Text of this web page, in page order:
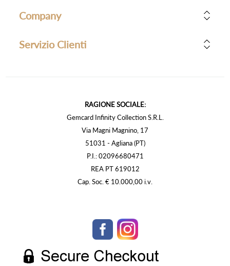
Company
Servizio Clienti
RAGIONE SOCIALE:
Gemcard Infinity Collection S.R.L.
Via Magni Magnino, 17
51031 - Agliana (PT)
P.I.: 02096680471
REA PT 619012
Cap. Soc. € 10.000,00 i.v.